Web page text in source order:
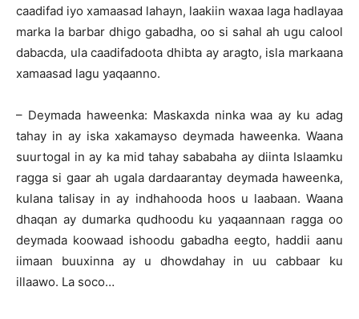
caadifad iyo xamaasad lahayn, laakiin waxaa laga hadlayaa
marka la barbar dhigo gabadha, oo si sahal ah ugu calool
dabacda, ula caadifadoota dhibta ay aragto, isla markaana
xamaasad lagu yaqaanno.
– Deymada haweenka: Maskaxda ninka waa ay ku adag
tahay in ay iska xakamayso deymada haweenka. Waana
suurtogal in ay ka mid tahay sababaha ay diinta Islaamku
ragga si gaar ah ugala dardaarantay deymada haweenka,
kulana talisay in ay indhahooda hoos u laabaan. Waana
dhaqan ay dumarka qudhoodu ku yaqaannaan ragga oo
deymada koowaad ishoodu gabadha eegto, haddii aanu
iimaan buuxinna ay u dhowdahay in uu cabbaar ku
illaawo. La soco…